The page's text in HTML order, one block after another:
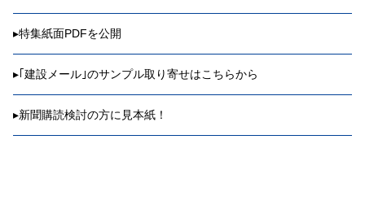
▸特集紙面PDFを公開
▸ ｢建設メール｣のサンプル取り寄せはこちらから
▸新聞購読検討の方に見本紙！